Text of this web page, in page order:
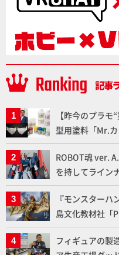
【昨今のプラ
型用塗料「Mr.
クレオス」が語
ROBOT魂 ver.
を持してライン
劇中どおりのプ
ダム】
『モンスター
島文化教材社「
修造氏の彩色作
ちた造形をチェ
フィギュアの製